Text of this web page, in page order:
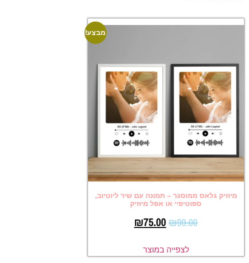
מבצע!
מיוזיק גלאס ממוסגר – תמונה עם שיר ליוטיוב,
ספוטיפיי או אפל מיוזיק
₪99.00
₪75.00
לצפייה במוצר